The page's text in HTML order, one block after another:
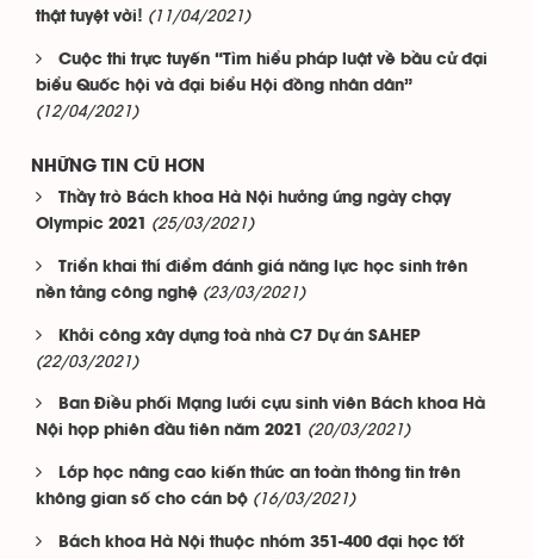
thật tuyệt vời! (11/04/2021)
Cuộc thi trực tuyến “Tìm hiểu pháp luật về bầu cử đại
biểu Quốc hội và đại biểu Hội đồng nhân dân”
(12/04/2021)
NHỮNG TIN CŨ HƠN
Thầy trò Bách khoa Hà Nội hưởng ứng ngày chạy
Olympic 2021
(25/03/2021)
Triển khai thí điểm đánh giá năng lực học sinh trên
nền tảng công nghệ (23/03/2021)
Khởi công xây dựng toà nhà C7 Dự án SAHEP
(22/03/2021)
Ban Điều phối Mạng lưới cựu sinh viên Bách khoa Hà
Nội họp phiên đầu tiên năm 2021
(20/03/2021)
Lớp học nâng cao kiến thức an toàn thông tin trên
không gian số cho cán bộ (16/03/2021)
Bách khoa Hà Nội thuộc nhóm 351-400 đại học tốt